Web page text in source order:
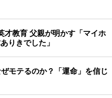
才教育 父親が明かす「マイホ
りきでした」
モテるのか？「運命」を信じ